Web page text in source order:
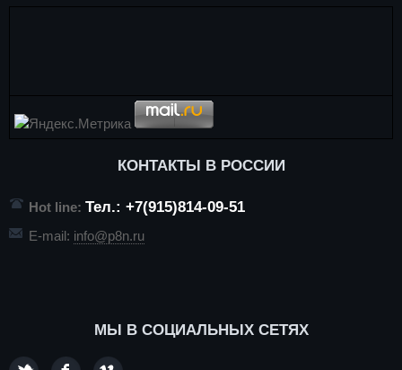
КОНТАКТЫ В РОССИИ
Hot line: Тел.: +7(915)814-09-51
E-mail: info@p8n.ru
МЫ В СОЦИАЛЬНЫХ СЕТЯХ